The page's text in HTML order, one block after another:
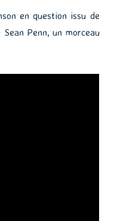
en question issu de
Penn, un morceau